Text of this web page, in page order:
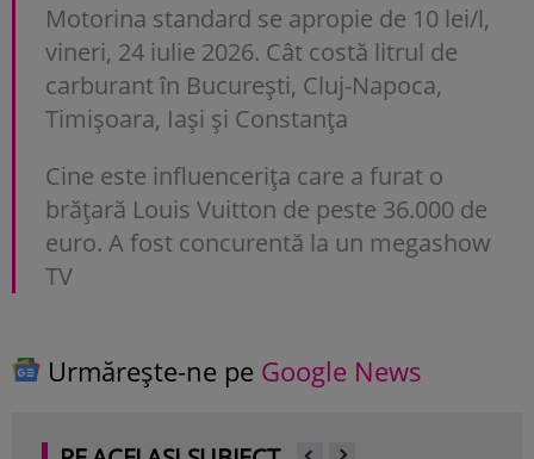
Motorina standard se apropie de 10 lei/l,
vineri, 24 iulie 2026. Cât costă litrul de
carburant în București, Cluj-Napoca,
Timișoara, Iași și Constanța
Cine este influencerița care a furat o
brățară Louis Vuitton de peste 36.000 de
euro. A fost concurentă la un megashow
TV
Urmărește-ne pe Google News